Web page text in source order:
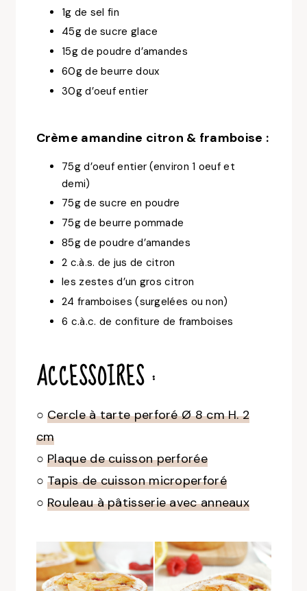
1g de sel fin
45g de sucre glace
15g de poudre d’amandes
60g de beurre doux
30g d’oeuf entier
Crème amandine citron & framboise :
75g d’oeuf entier (environ 1 oeuf et
demi)
75g de sucre en poudre
75g de beurre pommade
85g de poudre d’amandes
2 c.à.s. de jus de citron
les zestes d’un gros citron
24 framboises (surgelées ou non)
6 c.à.c. de confiture de framboises
ACCESSOIRES :
○Cercle à tarte perforé Ø 8 cm H. 2
cm
○Plaque de cuisson perforée
○Tapis de cuisson microperforé
○Rouleau à pâtisserie avec anneaux